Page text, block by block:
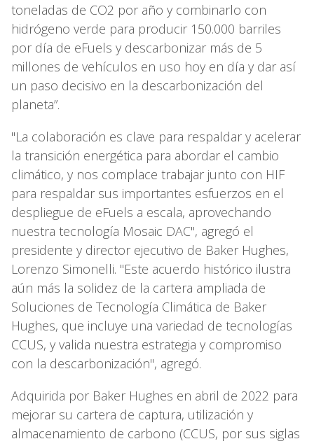
toneladas de CO2 por año y combinarlo con
hidrógeno verde para producir 150.000 barriles
por día de eFuels y descarbonizar más de 5
millones de vehículos en uso hoy en día y dar así
un paso decisivo en la descarbonización del
planeta”.
"La colaboración es clave para respaldar y acelerar
la transición energética para abordar el cambio
climático, y nos complace trabajar junto con HIF
para respaldar sus importantes esfuerzos en el
despliegue de eFuels a escala, aprovechando
nuestra tecnología Mosaic DAC", agregó el
presidente y director ejecutivo de Baker Hughes,
Lorenzo Simonelli. "Este acuerdo histórico ilustra
aún más la solidez de la cartera ampliada de
Soluciones de Tecnología Climática de Baker
Hughes, que incluye una variedad de tecnologías
CCUS, y valida nuestra estrategia y compromiso
con la descarbonización", agregó.
Adquirida por Baker Hughes en abril de 2022 para
mejorar su cartera de captura, utilización y
almacenamiento de carbono (CCUS, por sus siglas